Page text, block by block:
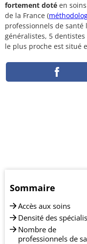
fortement doté en
de la France (
professionnels de
généralistes, 5 dentistes
le plus proche est situé
Sommaire
Accès aux soins
Densité des
Nombre de
professionnels de